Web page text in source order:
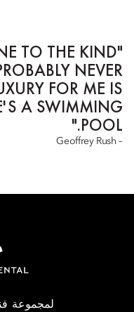
TO THE KIND
NEVER
FOR ME IS
A SWIMMING
POOL."
– Geoffrey Rush
لمجموعة